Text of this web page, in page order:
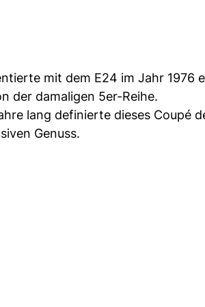
mit dem E24 im Jahr 1976
der damaligen 5er-Reihe.
lang definierte dieses Coupé
Genuss.